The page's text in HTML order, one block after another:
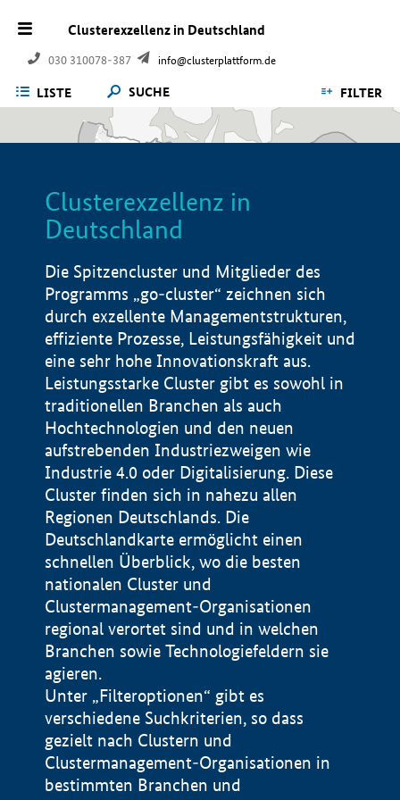
Clusterexzellenz in Deutschland
030 310078-387 info@clusterplattform.de
LISTE SUCHE FILTER
Clusterexzellenz in
Deutschland
Die Spitzencluster und Mitglieder des
Programms „go-cluster“ zeichnen sich
durch exzellente Managementstrukturen,
effiziente Prozesse, Leistungsfähigkeit und
eine sehr hohe Innovationskraft aus.
Leistungsstarke Cluster gibt es sowohl in
traditionellen Branchen als auch
Hochtechnologien und den neuen
aufstrebenden Industriezweigen wie
Industrie 4.0 oder Digitalisierung. Diese
Cluster finden sich in nahezu allen
Regionen Deutschlands. Die
Deutschlandkarte ermöglicht einen
schnellen Überblick, wo die besten
nationalen Cluster und
Clustermanagement-Organisationen
regional verortet sind und in welchen
Branchen sowie Technologiefeldern sie
agieren.
Unter „Filteroptionen“ gibt es
verschiedene Suchkriterien, so dass
gezielt nach Clustern und
Clustermanagement-Organisationen in
bestimmten Branchen und
Impressum
Datenschutzerklärung
BMWE, 2026 ©
100 km © Geobasis-DE / BKG 2015